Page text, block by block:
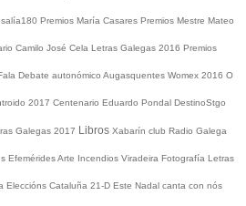
Premios María Casares Premios Mestre Mateo
Camilo José Cela Letras Galegas 2016 Premios
Debate autonómico Augasquentes Womex 2016 O
2017 Centenario Eduardo Pondal DestinoStgo
Galegas 2017 Libros Xabarín club Radio Galega
EfeméridesArte Incendios Viradeira Fotografía Letras
Eleccións Cataluña 21-D Este Nadal canta con nós